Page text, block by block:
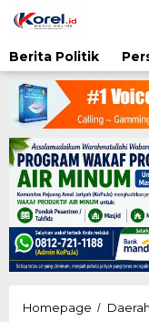
ke
Berita Politik
Homepage / Daerah